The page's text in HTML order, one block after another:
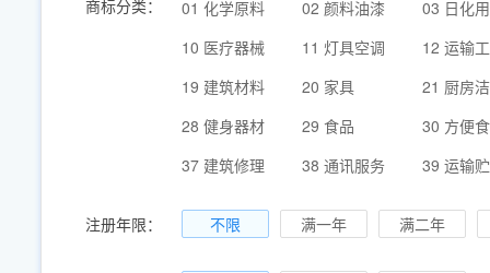
商标分类： 01 化学原料 02 颜料油漆
03 日化
10 医疗器械
11 灯具空调
12 运输
19 建筑材料
20 家具
21 厨房
28 健身器材
29 食品
30 方便
37 建筑修理
38 通讯服务 39 运输
注册年限： 不限 满一年 满二年